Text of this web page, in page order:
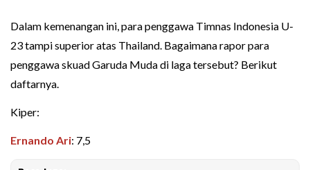
Dalam kemenangan ini, para penggawa Timnas Indonesia U-
23 tampi superior atas Thailand. Bagaimana rapor para
penggawa skuad Garuda Muda di laga tersebut? Berikut
daftarnya.
Kiper:
Ernando Ari: 7,5